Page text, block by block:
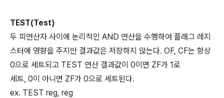
TEST(Test)
두 피연산자 사이에 논리적인 AND 연산을 수행하여 플래그 레지
스터에 영향을 주지만 결과값은 저장하지 않는다. OF, CF는 항상
0으로 세트되고 TEST 연산 결과값이 0이면 ZF가 1로
세트, 0이 아니면 ZF가 0으로 세트된다.
ex. TEST reg, reg